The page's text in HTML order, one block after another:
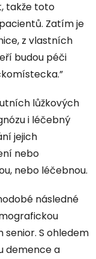
takže toto
Zatím je
z vlastních
budou péči
lůžkových
i léčebný
jejich
nebo
nebo léčebnou.
následné
S ohledem
demence a